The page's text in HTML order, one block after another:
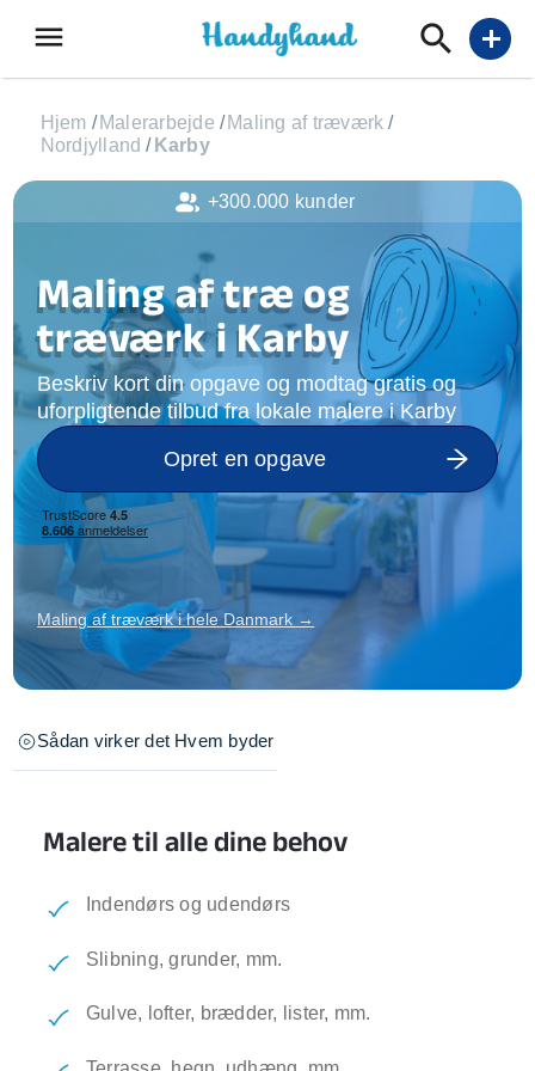
menu add
Hjem / Malerarbejde / Maling af træværk /
Nordjylland / Karby
Maling af træ og
træværk i Karby
Beskriv kort din opgave og modtag gratis og
uforpligtende tilbud fra lokale malere i Karby
Opret en opgave
Maling af træværk i hele Danmark →
Sådan virker det Hvem byder
Malere til alle dine behov
Indendørs og udendørs
Slibning, grunder, mm.
Gulve, lofter, brædder, lister, mm.
+300.000 kunder